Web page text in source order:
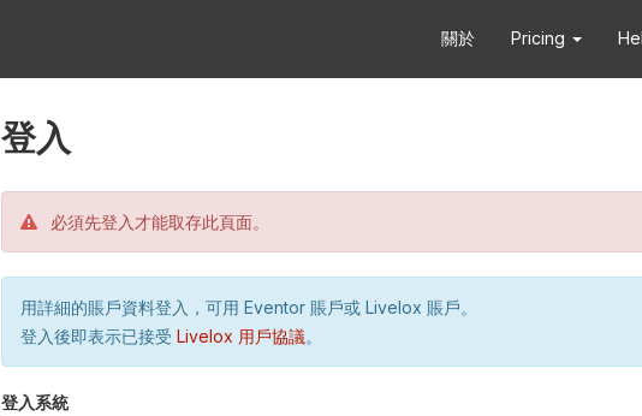
關於 Pricing
登入
必須先登入才能取存此頁面。
用詳細的賬戶資料登入，可用 Eventor 賬戶或 Livelox 賬戶。
登入後即表示已接受 Livelox 用戶協議。
登入系統